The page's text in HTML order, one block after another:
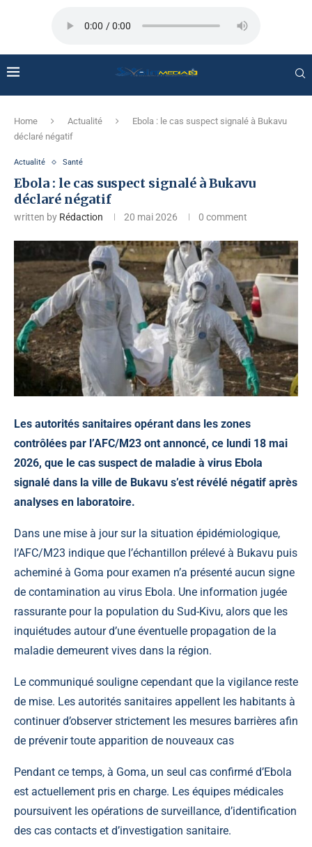
Home Actualité
Ebola : le cas suspect signalé à Bukavu
déclaré négatif
Actualité Santé
Ebola : le cas suspect signalé à Bukavu
déclaré négatif
written by Rédaction 20 mai 2026 0 comment
Les autorités sanitaires opérant dans les zones
contrôlées par l’AFC/M23 ont annoncé, ce lundi 18 mai
2026, que le cas suspect de maladie à virus Ebola
signalé dans la ville de Bukavu s’est révélé négatif après
analyses en laboratoire.
Dans une mise à jour sur la situation épidémiologique,
l’AFC/M23 indique que l’échantillon prélevé à Bukavu puis
acheminé à Goma pour examen n’a présenté aucun signe
de contamination au virus Ebola. Une information jugée
rassurante pour la population du Sud-Kivu, alors que les
inquiétudes autour d’une éventuelle propagation de la
maladie demeurent vives dans la région.
Le communiqué souligne cependant que la vigilance reste
de mise. Les autorités sanitaires appellent les habitants à
continuer d’observer strictement les mesures barrières afin
de prévenir toute apparition de nouveaux cas
Pendant ce temps, à Goma, un seul cas confirmé d’Ebola
est actuellement pris en charge. Les équipes médicales
poursuivent les opérations de surveillance, d’identification
des cas contacts et d’investigation sanitaire.